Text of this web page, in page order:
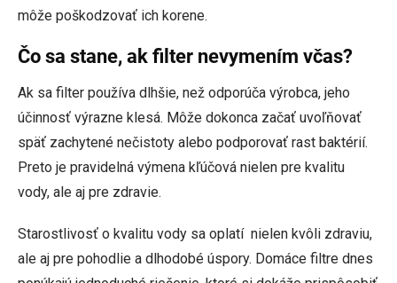
môže poškodzovať ich korene.
Čo sa stane, ak filter nevymením včas?
Ak sa filter používa dlhšie, než odporúča výrobca, jeho
účinnosť výrazne klesá. Môže dokonca začať uvoľňovať
späť zachytené nečistoty alebo podporovať rast baktérií.
Preto je pravidelná výmena kľúčová nielen pre kvalitu
vody, ale aj pre zdravie.
Starostlivosť o kvalitu vody sa oplatí nielen kvôli zdraviu,
ale aj pre pohodlie a dlhodobé úspory. Domáce filtre dnes